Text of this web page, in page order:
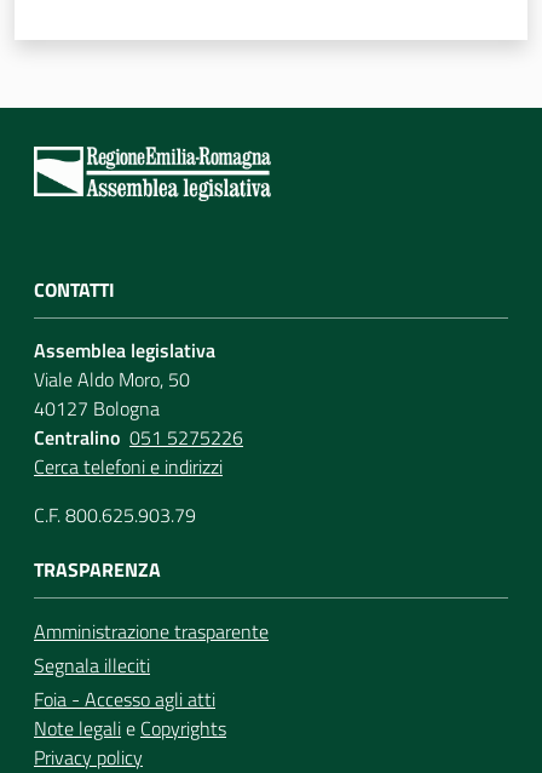
CONTATTI
Assemblea legislativa
Viale Aldo Moro, 50
40127 Bologna
Centralino 051 5275226
Cerca telefoni e indirizzi
C.F. 800.625.903.79
TRASPARENZA
Amministrazione trasparente
Segnala illeciti
Foia - Accesso agli atti
Note legalie Copyrights
Privacy policy